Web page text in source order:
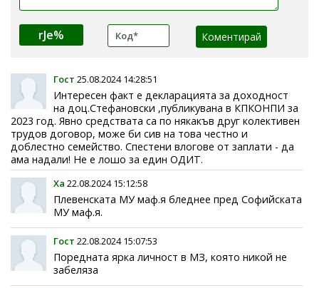
rJe%
Гост 25.08.2024 14:28:51
Интересен факт е декларацията за доходност
на доц.Стефановски ,публикувана в КПКОНПИ за
2023 год. Явно средствата са по някакъв друг колективен
трудов договор, може би сив на това честно и
доблестно семейство. Спестени влогове от заплати - да
ама надали! Не е лошо за един ОДИТ.
Ха 22.08.2024 15:12:58
Плевенската МУ маф.я бледнее пред Софийската
МУ маф.я.
Гост 22.08.2024 15:07:53
Поредната ярка личност в МЗ, която никой не
забеляза